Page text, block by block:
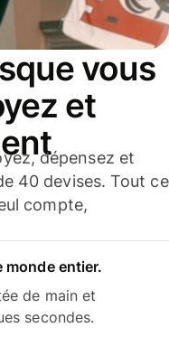
vous
et
dépensez et
40 devises. Tout ce
compte,
monde entier.
de main et
secondes.